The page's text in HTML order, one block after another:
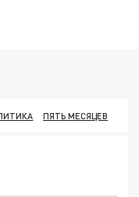
ПЯТЬ МЕСЯЦЕВ